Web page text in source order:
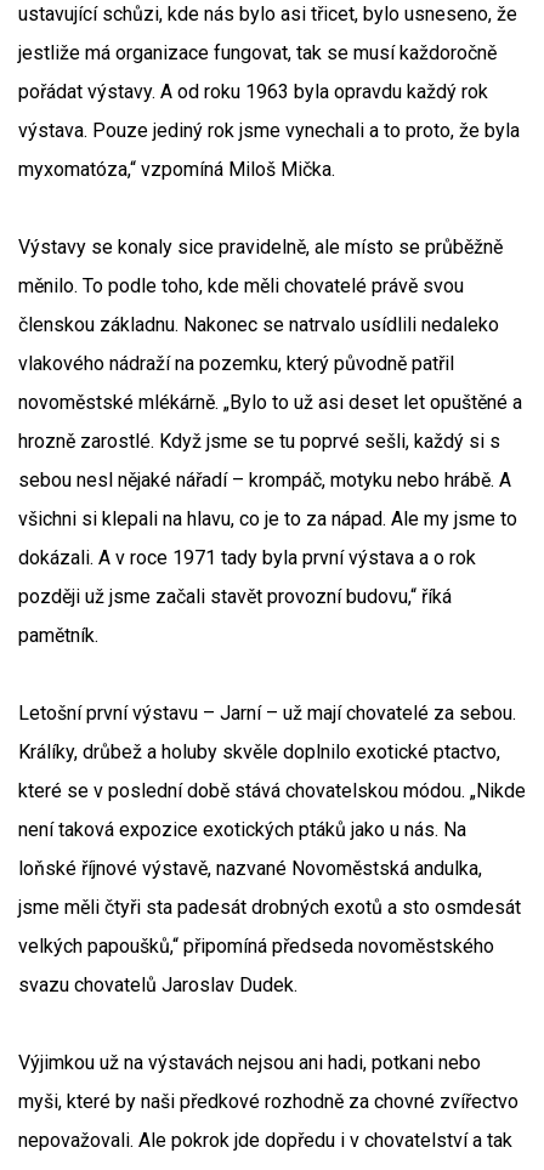
ustavující schůzi, kde nás bylo asi třicet, bylo usneseno, že
jestliže má organizace fungovat, tak se musí každoročně
pořádat výstavy. A od roku 1963 byla opravdu každý rok
výstava. Pouze jediný rok jsme vynechali a to proto, že byla
myxomatóza,“ vzpomíná Miloš Mička.
Výstavy se konaly sice pravidelně, ale místo se průběžně
měnilo. To podle toho, kde měli chovatelé právě svou
členskou základnu. Nakonec se natrvalo usídlili nedaleko
vlakového nádraží na pozemku, který původně patřil
novoměstské mlékárně. „Bylo to už asi deset let opuštěné a
hrozně zarostlé. Když jsme se tu poprvé sešli, každý si s
sebou nesl nějaké nářadí – krompáč, motyku nebo hrábě. A
všichni si klepali na hlavu, co je to za nápad. Ale my jsme to
dokázali. A v roce 1971 tady byla první výstava a o rok
později už jsme začali stavět provozní budovu,“ říká
pamětník.
Letošní první výstavu – Jarní – už mají chovatelé za sebou.
Králíky, drůbež a holuby skvěle doplnilo exotické ptactvo,
které se v poslední době stává chovatelskou módou. „Nikde
není taková expozice exotických ptáků jako u nás. Na
loňské říjnové výstavě, nazvané Novoměstská andulka,
jsme měli čtyři sta padesát drobných exotů a sto osmdesát
velkých papoušků,“ připomíná předseda novoměstského
svazu chovatelů Jaroslav Dudek.
Výjimkou už na výstavách nejsou ani hadi, potkani nebo
myši, které by naši předkové rozhodně za chovné zvířectvo
nepovažovali. Ale pokrok jde dopředu i v chovatelství a tak